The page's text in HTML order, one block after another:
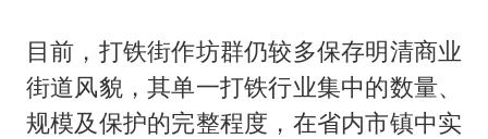
目前，打铁街作坊群仍较多保存明清商业
街道风貌，其单一打铁行业集中的数量、
规模及保护的完整程度，在省内市镇中实